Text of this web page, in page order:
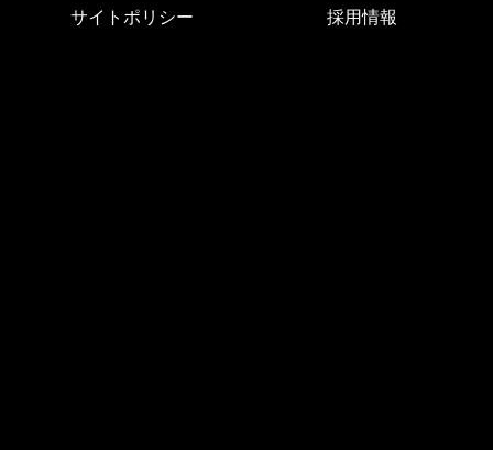
サイトポリシー
採用情報